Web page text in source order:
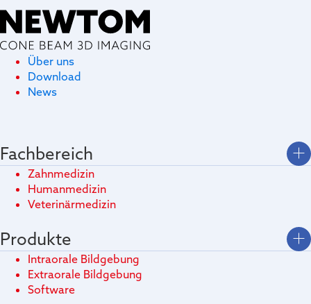
Über uns
Download
News
Fachbereich
Zahnmedizin
Humanmedizin
Veterinärmedizin
Produkte
Intraorale Bildgebung
Extraorale Bildgebung
Software